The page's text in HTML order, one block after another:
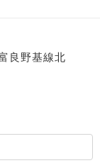
良野基線北